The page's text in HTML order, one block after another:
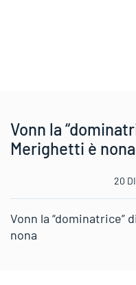
Vonn la
Merighetti è nona
20
Vonn la “dominatrice”
nona